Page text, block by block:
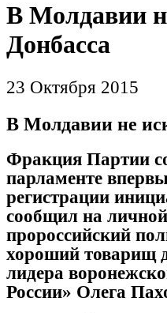
В Молдавии
Донбасса
23 Октября 2015
В Молдавии не
Фракция Партии
парламенте
регистрации
сообщил на
пророссийский
хороший товарищ
лидера
России» Олега